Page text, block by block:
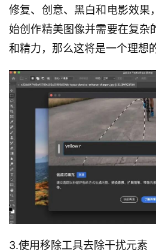
修复、创意、黑白和电影效果
始创作精美图像并需要在复杂
和精力，那么这将是一个理想
3.使用移除工具去除干扰元素